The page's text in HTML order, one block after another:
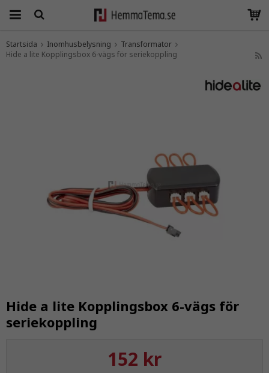
Produkten har blivit tillagd i varukorgen
Startsida Inomhusbelysning
Transformator
Hide a lite Kopplingsbox 6-vägs för seriekoppling
Hide a lite Kopplingsbox 6-vägs för
seriekoppling
152 kr